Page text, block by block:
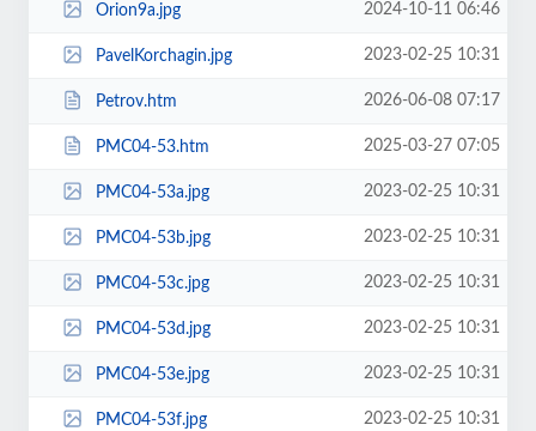
Orion9a.jpg 2024-10-11 06:46
PavelKorchagin.jpg 2023-02-25 10:31
Petrov.htm 2026-06-08 07:17
PMC04-53.htm 2025-03-27 07:05
PMC04-53a.jpg 2023-02-25 10:31
PMC04-53b.jpg 2023-02-25 10:31
PMC04-53c.jpg 2023-02-25 10:31
PMC04-53d.jpg 2023-02-25 10:31
PMC04-53e.jpg 2023-02-25 10:31
PMC04-53f.jpg 2023-02-25 10:31